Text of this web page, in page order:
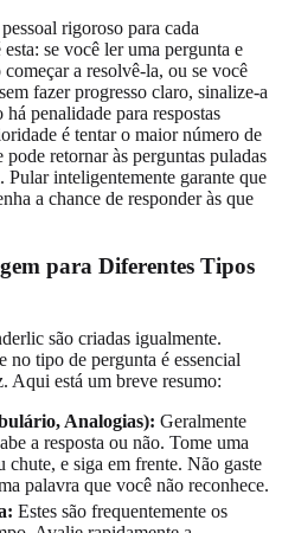
rigoroso para cada
se você ler uma pergunta e
a resolvê-la, ou se você
fazer progresso claro, sinalize-a
penalidade para respostas
é tentar o maior número de
retornar às perguntas puladas
inteligentemente garante que
a chance de responder às que
para Diferentes Tipos
são criadas igualmente.
no tipo de pergunta é essencial
Aqui está um breve resumo:
Analogias): Geralmente
a resposta ou não. Tome uma
chute, e siga em frente. Não gaste
palavra que você não reconhece.
Estes são frequentemente os